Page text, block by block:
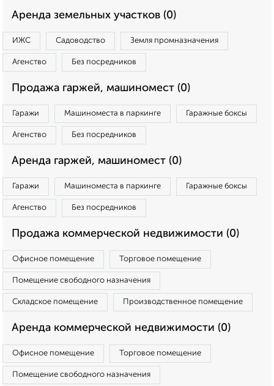
Аренда земельных участков (0)
ИЖС Садоводство Земля промназначения
Агенство Без посредников
Продажа гаржей, машиномест (0)
Гаражи Машиноместа в паркинге Гаражные боксы
Агенство Без посредников
Аренда гаржей, машиномест (0)
Гаражи Машиноместа в паркинге Гаражные боксы
Агенство Без посредников
Продажа коммерческой недвижимости (0)
Офисное помещение Торговое помещение
Помещение свободного назначения
Складское помещение Производственное помещение
Аренда коммерческой недвижимости (0)
Офисное помещение Торговое помещение
Помещение свободного назначения